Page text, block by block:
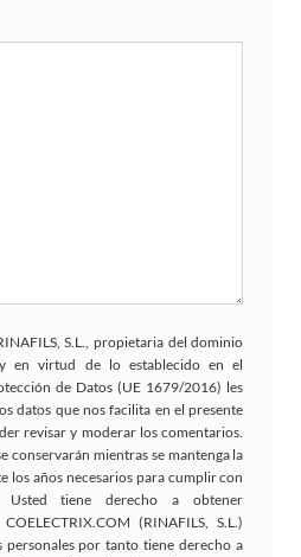
S.L., propietaria del dominio
en virtud de lo establecido en el
de Datos (UE 1679/2016) les
datos que nos facilita en el presente
revisar y moderar los comentarios.
conservarán mientras se mantenga la
los años necesarios para cumplir con
Usted tiene derecho a obtener
(RINAFILS, S.L.)
personales por tanto tiene derecho a